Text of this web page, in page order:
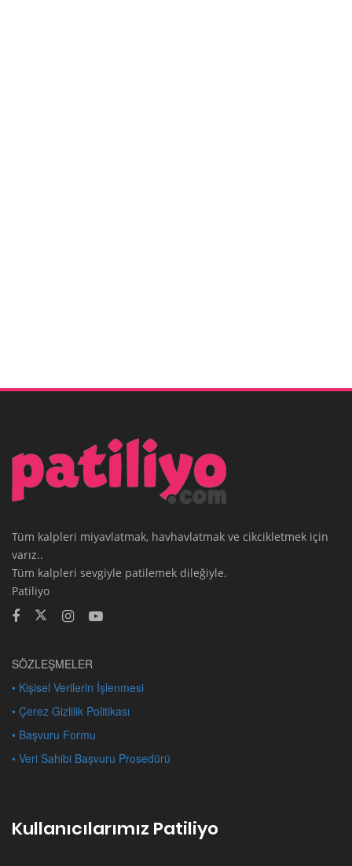
Tüm kalpleri miyavlatmak, havhavlatmak ve cikcikletmek için
varız..
Tüm kalpleri sevgiyle patilemek dileğiyle.
Patiliyo
SÖZLEŞMELER
• Kişisel Verilerin İşlenmesi
• Çerez Gizlilik Politikası
• Başvuru Formu
• Veri Sahibi Başvuru Prosedürü
Kullanıcılarımız Patiliyo